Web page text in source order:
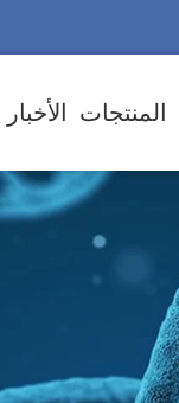
المنتجات الأخبار